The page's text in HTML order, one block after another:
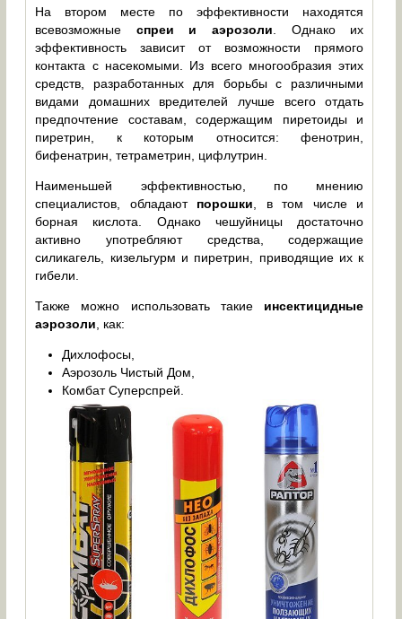
На втором месте по эффективности находятся
всевозможные спреи и аэрозоли . Однако их
эффективность зависит от возможности прямого
контакта с насекомыми. Из всего многообразия этих
средств, разработанных для борьбы с различными
видами домашних вредителей лучше всего отдать
предпочтение составам, содержащим пиретоиды и
пиретрин, к которым относится: фенотрин,
бифенатрин, тетраметрин, цифлутрин.
Наименьшей эффективностью, по мнению
специалистов, обладают порошки , в том числе и
борная кислота. Однако чешуйницы достаточно
активно употребляют средства, содержащие
силикагель, кизельгурм и пиретрин, приводящие их к
гибели.
Также можно использовать такие инсектицидные
аэрозоли , как:
Дихлофосы,
Аэрозоль Чистый Дом,
Комбат Суперспрей.